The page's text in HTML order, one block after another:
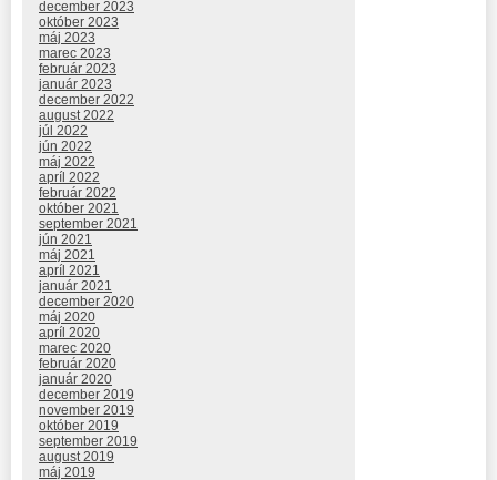
december 2023
október 2023
máj 2023
marec 2023
február 2023
január 2023
december 2022
august 2022
júl 2022
jún 2022
máj 2022
apríl 2022
február 2022
október 2021
september 2021
jún 2021
máj 2021
apríl 2021
január 2021
december 2020
máj 2020
apríl 2020
marec 2020
február 2020
január 2020
december 2019
november 2019
október 2019
september 2019
august 2019
máj 2019